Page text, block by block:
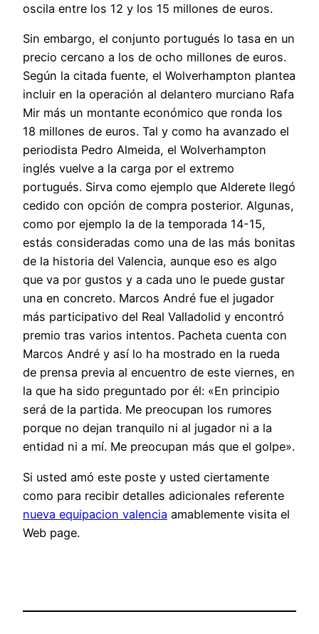
oscila entre los 12 y los 15 millones de euros.
Sin embargo, el conjunto portugués lo tasa en un
precio cercano a los de ocho millones de euros.
Según la citada fuente, el Wolverhampton plantea
incluir en la operación al delantero murciano Rafa
Mir más un montante económico que ronda los
18 millones de euros. Tal y como ha avanzado el
periodista Pedro Almeida, el Wolverhampton
inglés vuelve a la carga por el extremo
portugués. Sirva como ejemplo que Alderete llegó
cedido con opción de compra posterior. Algunas,
como por ejemplo la de la temporada 14-15,
estás consideradas como una de las más bonitas
de la historia del Valencia, aunque eso es algo
que va por gustos y a cada uno le puede gustar
una en concreto. Marcos André fue el jugador
más participativo del Real Valladolid y encontró
premio tras varios intentos. Pacheta cuenta con
Marcos André y así lo ha mostrado en la rueda
de prensa previa al encuentro de este viernes, en
la que ha sido preguntado por él: «En principio
será de la partida. Me preocupan los rumores
porque no dejan tranquilo ni al jugador ni a la
entidad ni a mí. Me preocupan más que el golpe».
Si usted amó este poste y usted ciertamente
como para recibir detalles adicionales referente
nueva equipacion valencia amablemente visita el
Web page.